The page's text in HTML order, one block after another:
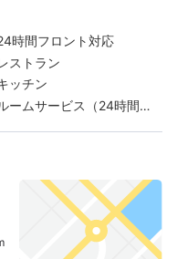
時間フロント対応
ストラン
ッチン
ームサービス（24時間対